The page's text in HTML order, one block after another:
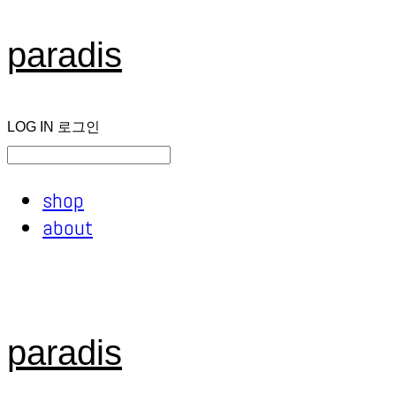
paradis
LOG IN 로그인
shop
about
paradis